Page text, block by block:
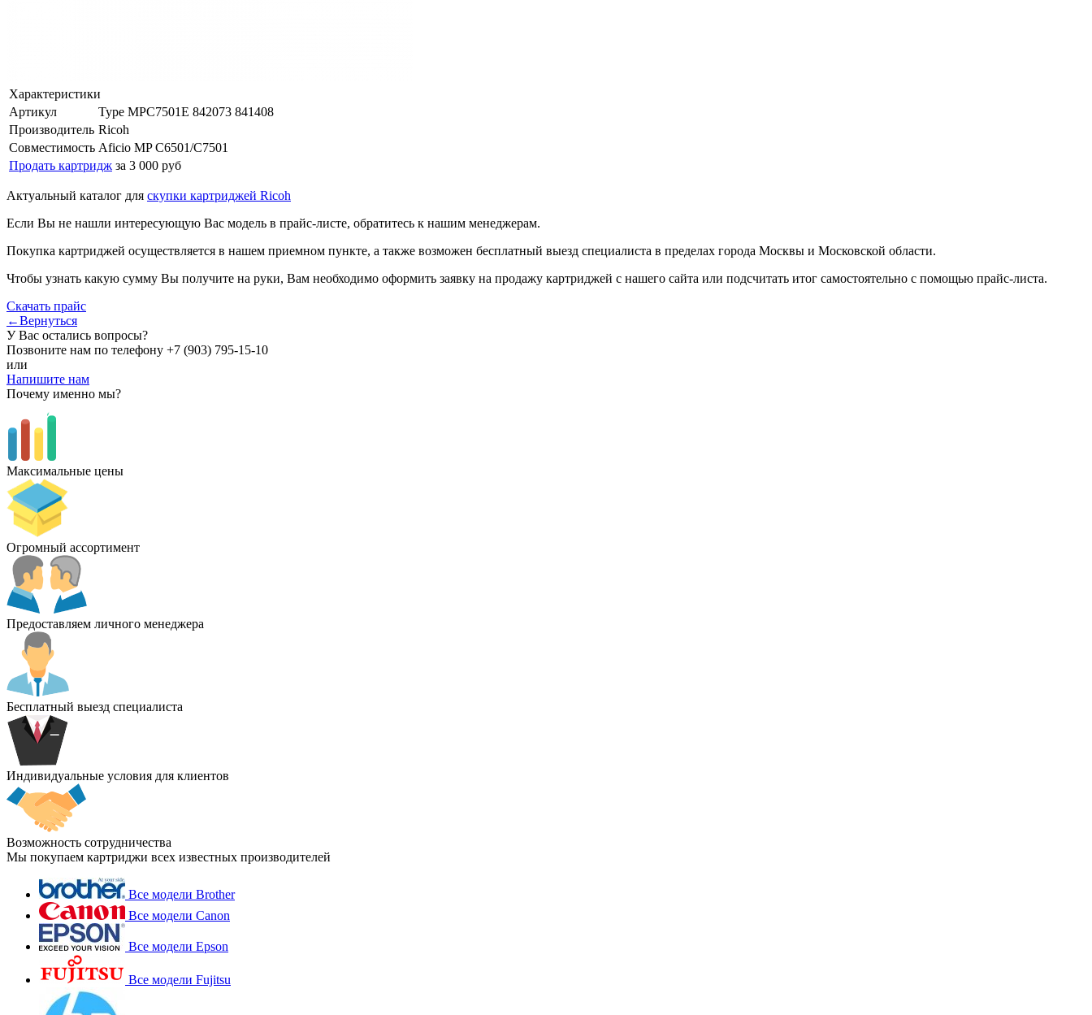
Характеристики
Артикул
Type MPC7501E 842073 841408
Производитель Ricoh
Совместимость Aficio MP C6501/C7501
Продать картридж за 3 000 руб
Актуальный каталог для скупки картриджей Ricoh
Если Вы не нашли интересующую Вас модель в прайс-листе, обратитесь к нашим менеджерам.
Покупка картриджей осуществляется в нашем приемном пункте, а также возможен бесплатный выезд специалиста в пределах города Москвы и Московской области.
Чтобы узнать какую сумму Вы получите на руки, Вам необходимо оформить заявку на продажу картриджей с нашего сайта или подсчитать итог самостоятельно с помощью прайс-листа.
Скачать прайс
←Вернуться
У Вас остались вопросы?
Позвоните нам по телефону +7 (903) 795-15-10
или
Напишите нам
Почему именно мы?
Максимальные цены
Огромный ассортимент
Предоставляем личного менеджера
Бесплатный выезд специалиста
Индивидуальные условия для клиентов
Возможность сотрудничества
Мы покупаем картриджи всех известных производителей
Все модели Brother
Все модели Canon
Все модели Epson
Все модели Fujitsu